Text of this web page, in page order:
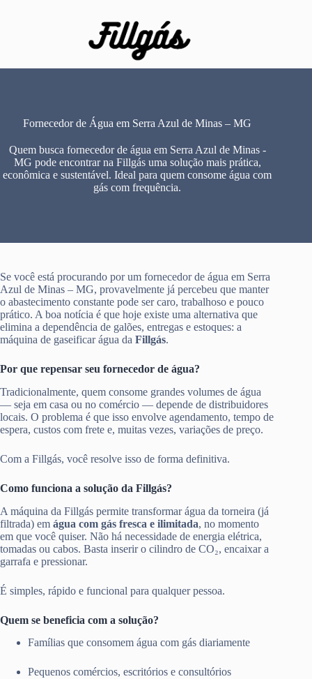
Fornecedor de Água em Serra Azul de Minas – MG
Quem busca fornecedor de água em Serra Azul de Minas -
MG pode encontrar na Fillgás uma solução mais prática,
econômica e sustentável. Ideal para quem consome água com
gás com frequência.
Se você está procurando por um fornecedor de água em Serra
Azul de Minas – MG, provavelmente já percebeu que manter
o abastecimento constante pode ser caro, trabalhoso e pouco
prático. A boa notícia é que hoje existe uma alternativa que
elimina a dependência de galões, entregas e estoques: a
máquina de gaseificar água da Fillgás.
Por que repensar seu fornecedor de água?
Tradicionalmente, quem consome grandes volumes de água
— seja em casa ou no comércio — depende de distribuidores
locais. O problema é que isso envolve agendamento, tempo de
espera, custos com frete e, muitas vezes, variações de preço.
Com a Fillgás, você resolve isso de forma definitiva.
Como funciona a solução da Fillgás?
A máquina da Fillgás permite transformar água da torneira (já
filtrada) em água com gás fresca e ilimitada, no momento
em que você quiser. Não há necessidade de energia elétrica,
tomadas ou cabos. Basta inserir o cilindro de CO₂, encaixar a
garrafa e pressionar.
É simples, rápido e funcional para qualquer pessoa.
Quem se beneficia com a solução?
Famílias que consomem água com gás diariamente
Pequenos comércios, escritórios e consultórios